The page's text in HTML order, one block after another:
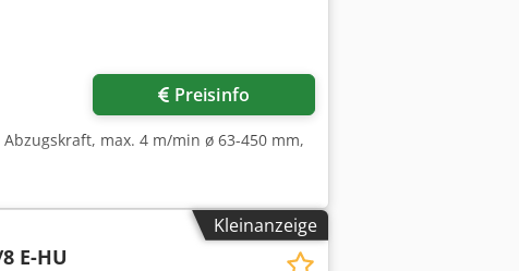
Preisinfo
Abzugskraft, max. 4 m/min ø 63-450 mm,
Kleinanzeige
E-HU